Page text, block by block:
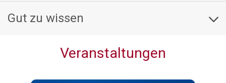
Gut zu wissen
Veranstaltungen